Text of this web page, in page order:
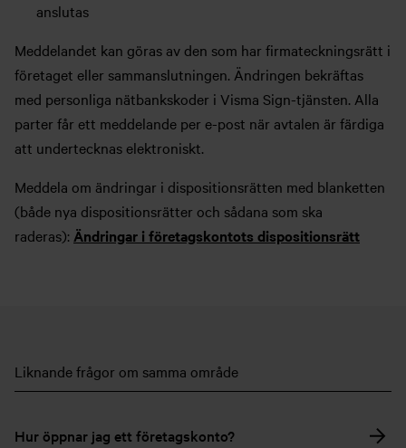
anslutas
Meddelandet kan göras av den som har firmateckningsrätt i
företaget eller sammanslutningen. Ändringen bekräftas
med personliga nätbankskoder i Visma Sign-tjänsten. Alla
parter får ett meddelande per e-post när avtalen är färdiga
att undertecknas elektroniskt.
Meddela om ändringar i dispositionsrätten med blanketten
(både nya dispositionsrätter och sådana som ska
raderas): Ändringar i företagskontots dispositionsrätt
Liknande frågor om samma område
Hur öppnar jag ett företagskonto?